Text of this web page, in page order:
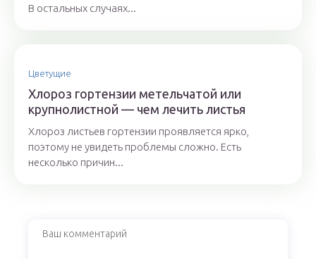
В остальных случаях...
Цветущие
Хлороз гортензии метельчатой или
крупнолистной — чем лечить листья
Хлороз листьев гортензии проявляется ярко,
поэтому не увидеть проблемы сложно. Есть
несколько причин...